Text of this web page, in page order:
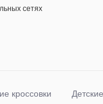
сетях
кроссовки